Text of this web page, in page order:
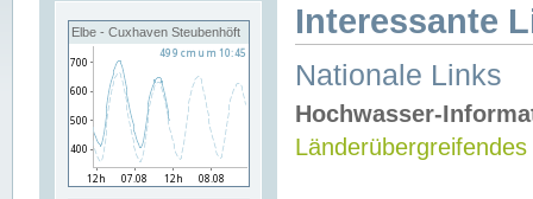
Elbe - Cuxhaven Steubenhöft Interessante
Nationale Links
Hochwasser-